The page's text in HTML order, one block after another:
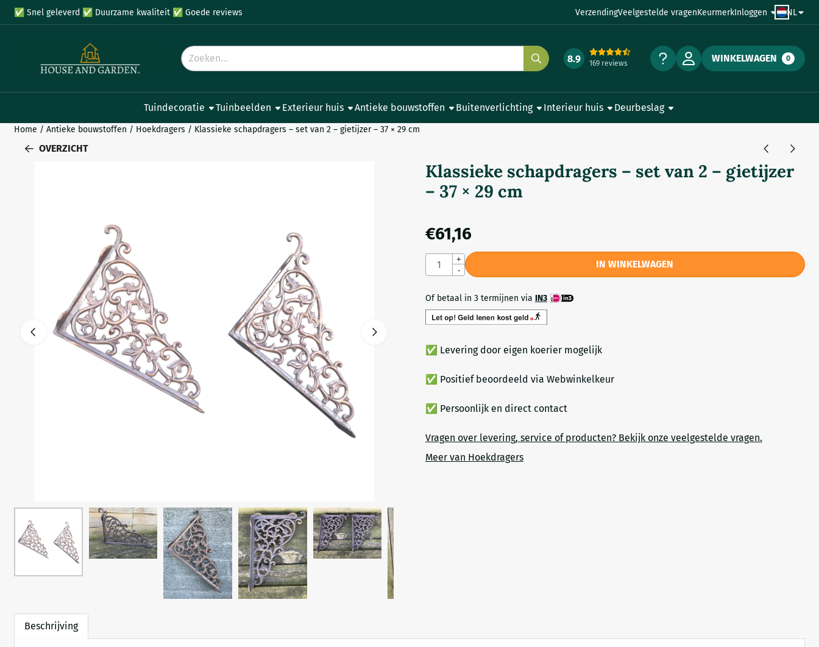
Cookievoorkeuren zijn beschikbaar. Kies instellingen of sta alle cookies toe.
✅Snel geleverd ✅ Duurzame kwaliteit ✅Goede reviews VerzendingVeelgestelde vragenKeurmerkInloggen NL
Zoeken
8.9 169 reviews WINKELWAGEN 0
Tuindecoratie Tuinbeelden Exterieur huis Antieke bouwstoffen Buitenverlichting Interieur huis Deurbeslag
Home / Antieke bouwstoffen / Hoekdragers / Klassieke schapdragers – set van 2 – gietijzer – 37 × 29 cm
OVERZICHT
Klassieke schapdragers – set van 2 – gietijzer
– 37 × 29 cm
€61,16
Aantal
+
-
IN WINKELWAGEN
Of betaal in 3 termijnen via IN3
✅ Levering door eigen koerier mogelijk
✅ Positief beoordeeld via Webwinkelkeur
✅ Persoonlijk en direct contact
Vragen over levering, service of producten? Bekijk onze veelgestelde vragen.
Meer van Hoekdragers
Beschrijving